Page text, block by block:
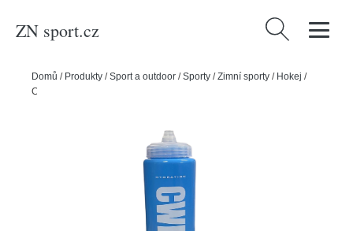
ZN sport.cz Vyhledávání
Domů / Produkty /Sport a outdoor /Sporty /Zimní sporty / Hokej /
Cwench Láhev Cwench Water Bottle Team 1l